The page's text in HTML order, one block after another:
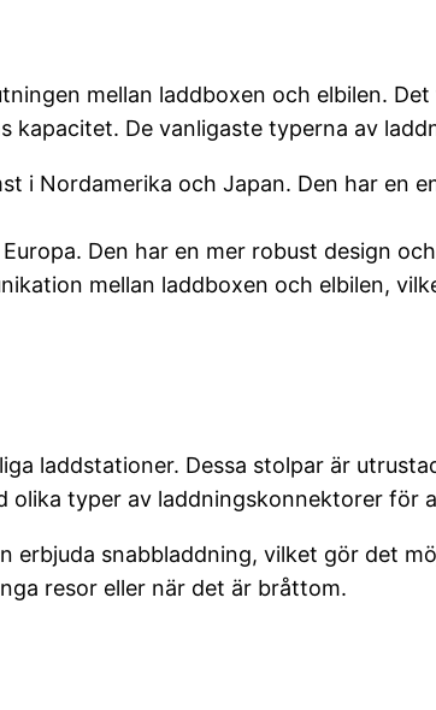
mellan laddboxen och elbilen.
kapacitet. De vanligaste typerna av
i Nordamerika och Japan. Den har en
Den har en mer robust design
mellan laddboxen och elbilen,
laddstationer. Dessa stolpar är
typer av laddningskonnektorer för
erbjuda snabbladdning, vilket gör det
resor eller när det är bråttom.